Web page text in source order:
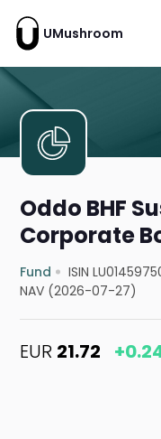
UMushroom
Oddo BHF
Corporate
Fund ISIN
NAV (2026-07-27)
EUR 21.72